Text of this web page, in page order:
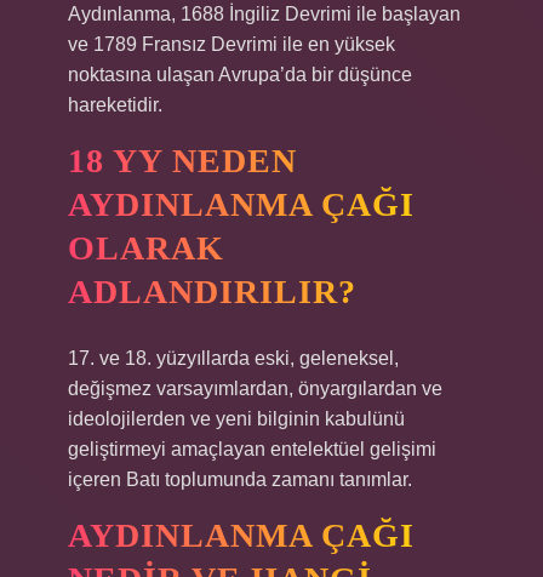
Aydınlanma, 1688 İngiliz Devrimi ile başlayan
ve 1789 Fransız Devrimi ile en yüksek
noktasına ulaşan Avrupa’da bir düşünce
hareketidir.
18 YY NEDEN
AYDINLANMA ÇAĞI
OLARAK
ADLANDIRILIR?
17. ve 18. yüzyıllarda eski, geleneksel,
değişmez varsayımlardan, önyargılardan ve
ideolojilerden ve yeni bilginin kabulünü
geliştirmeyi amaçlayan entelektüel gelişimi
içeren Batı toplumunda zamanı tanımlar.
AYDINLANMA ÇAĞI